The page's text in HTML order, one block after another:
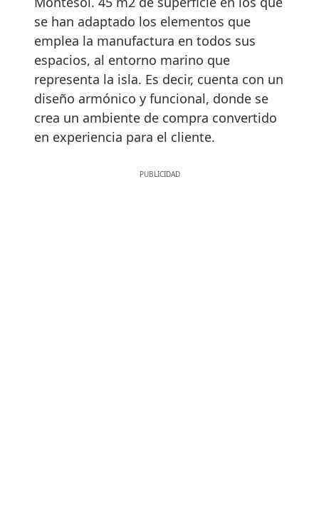
se han adaptado los elementos que
emplea la manufactura en todos sus
espacios, al entorno marino que
representa la isla. Es decir, cuenta con un
diseño armónico y funcional, donde se
crea un ambiente de compra convertido
en experiencia para el cliente.